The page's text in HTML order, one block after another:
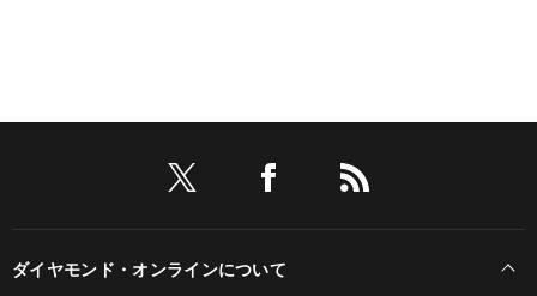
ダイヤモンド・オンラインについて